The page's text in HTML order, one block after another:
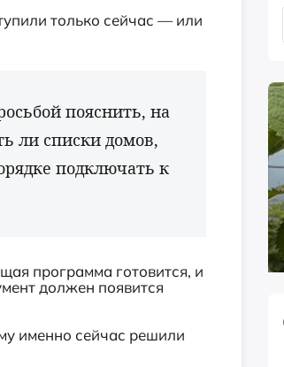
только сейчас — или
пояснить, на
ли списки домов,
подключать к
программа готовится, и
должен появится
именно сейчас решили